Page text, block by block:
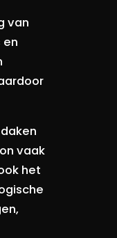
van
en
vaak
het